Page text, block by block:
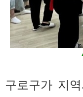
구로구가 지